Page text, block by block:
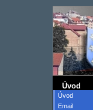
Úvod
Úvod
Email